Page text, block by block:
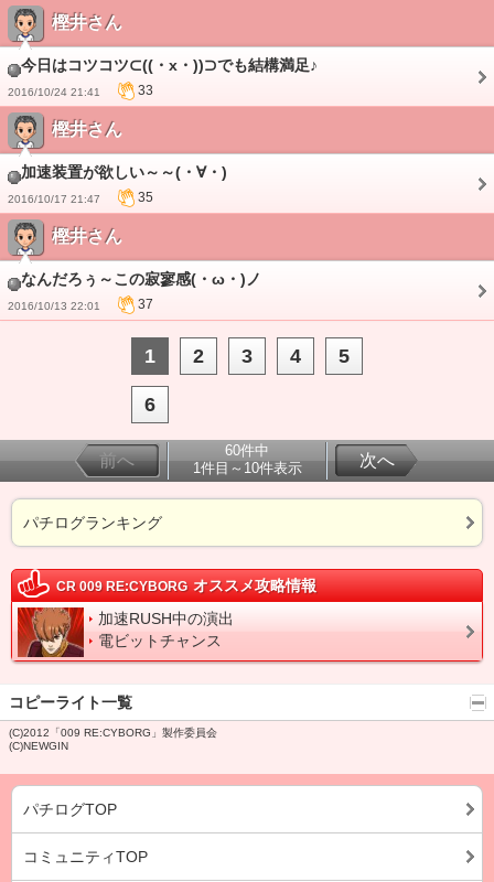
樫井さん
今日はコツコツ⊂((・x・))⊃でも結構満足♪
2016/10/24 21:41 33
樫井さん
加速装置が欲しい～～(・∀・)
2016/10/17 21:47 35
樫井さん
なんだろぅ～この寂寥感(・ω・)ノ
2016/10/13 22:01 37
1 2 3 4 5
6
前へ
60件中
1件目～10件表示
次へ
パチログランキング
CR 009 RE:CYBORG オススメ攻略情報
加速RUSH中の演出
電ビットチャンス
コピーライト一覧
(C)2012「009 RE:CYBORG」製作委員会
(C)NEWGIN
パチログTOP
コミュニティTOP